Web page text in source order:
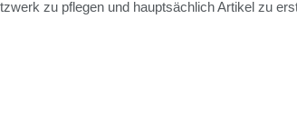
zu pflegen und hauptsächlich Artikel zu